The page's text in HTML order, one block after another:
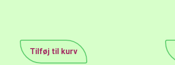
Tilføj til kurv